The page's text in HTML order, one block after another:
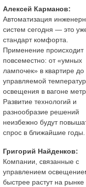
Алексей Карманов:
Автоматизация
систем сегодня — это
стандарт комфорта.
Применение происходит
повсеместно: от «умных
лампочек» в квартире до
управляемой
освещения в вагоне
Развитие технологий и
разнообразие решений
неизбежно будут
спрос в ближайшие годы.
Григорий Найденков:
Компании, связанные с
управлением
быстрее растут на рынке